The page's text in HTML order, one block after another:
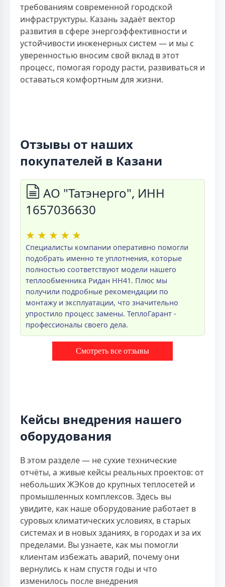
требованиям современной городской
инфраструктуры. Казань задаёт вектор
развития в сфере энергоэффективности и
устойчивости инженерных систем — и мы с
уверенностью вносим свой вклад в этот
процесс, помогая городу расти, развиваться и
оставаться комфортным для жизни.
Отзывы от наших
покупателей в Казани
АО "Татэнерго", ИНН
1657036630
★ ★ ★ ★ ★
Специалисты компании оперативно помогли
подобрать именно те уплотнения, которые
полностью соответствуют модели нашего
теплообменника Ридан НН41. Плюс мы
получили подробные рекомендации по
монтажу и эксплуатации, что значительно
упростило процесс замены. ТеплоГарант -
профессионалы своего дела.
Смотреть все отзывы
Кейсы внедрения нашего
оборудования
В этом разделе — не сухие технические
отчёты, а живые кейсы реальных проектов: от
небольших ЖЭКов до крупных теплосетей и
промышленных комплексов. Здесь вы
увидите, как наше оборудование работает в
суровых климатических условиях, в старых
системах и в новых зданиях, в городах и за их
пределами. Вы узнаете, как мы помогли
клиентам избежать аварий, почему они
вернулись к нам спустя годы и что
изменилось после внедрения